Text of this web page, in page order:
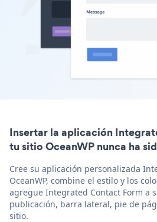
Insertar la aplicación
tu sitio OceanWP nunca ha
Cree su aplicación personalizada
OceanWP, combine el estilo y los
agregue Integrated Contact Form a
publicación, barra lateral, pie de
sitio.